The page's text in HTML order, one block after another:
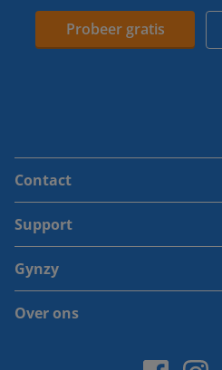
Probeer gratis
Contact
Support
Gynzy
Over ons